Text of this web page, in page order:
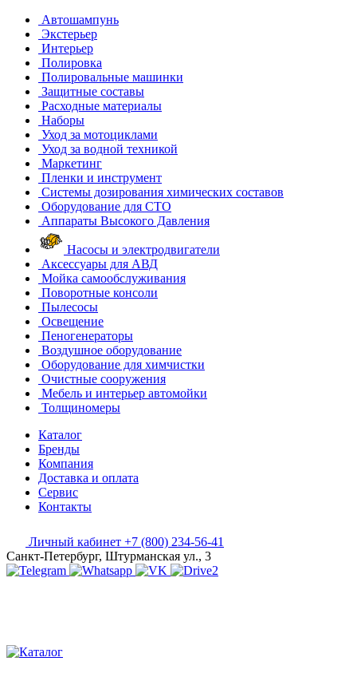
Автошампунь
Экстерьер
Интерьер
Полировка
Полировальные машинки
Защитные составы
Расходные материалы
Наборы
Уход за мотоциклами
Уход за водной техникой
Маркетинг
Пленки и инструмент
Системы дозирования химических составов
Оборудование для СТО
Аппараты Высокого Давления
Насосы и электродвигатели
Аксессуары для АВД
Мойка самообслуживания
Поворотные консоли
Пылесосы
Освещение
Пеногенераторы
Воздушное оборудование
Оборудование для химчистки
Очистные сооружения
Мебель и интерьер автомойки
Толщиномеры
Каталог
Бренды
Компания
Доставка и оплата
Сервис
Контакты
Личный кабинет +7 (800) 234-56-41
Санкт-Петербург, Штурманская ул., 3